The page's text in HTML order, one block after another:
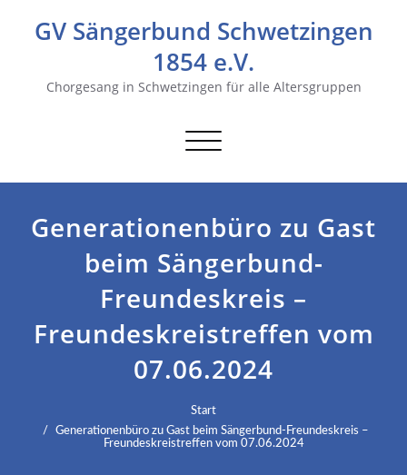
GV Sängerbund Schwetzingen
1854 e.V.
Chorgesang in Schwetzingen für alle Altersgruppen
Navigation
Generationenbüro zu Gast
beim Sängerbund-
Freundeskreis –
Freundeskreistreffen vom
07.06.2024
Start
Generationenbüro zu Gast beim Sängerbund-Freundeskreis –
Freundeskreistreffen vom 07.06.2024